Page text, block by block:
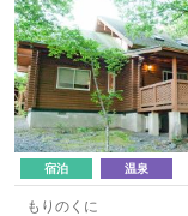
宿泊 温泉
もりのくに